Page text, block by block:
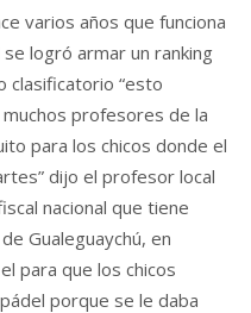
varios años que funciona
logró armar un ranking
clasificatorio “esto
profesores de la
para los chicos donde el
dijo el profesor local
nacional que tiene
Gualeguaychú, en
para que los chicos
porque se le daba